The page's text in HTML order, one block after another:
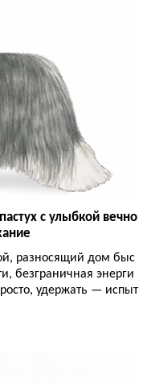
с улыбкой вечно
разносящий дом быс
безграничная энерги
удержать — испыт